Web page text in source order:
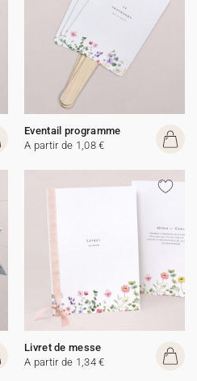
Eventail programme
A partir de 1,08 €
Livret de messe
A partir de 1,34 €